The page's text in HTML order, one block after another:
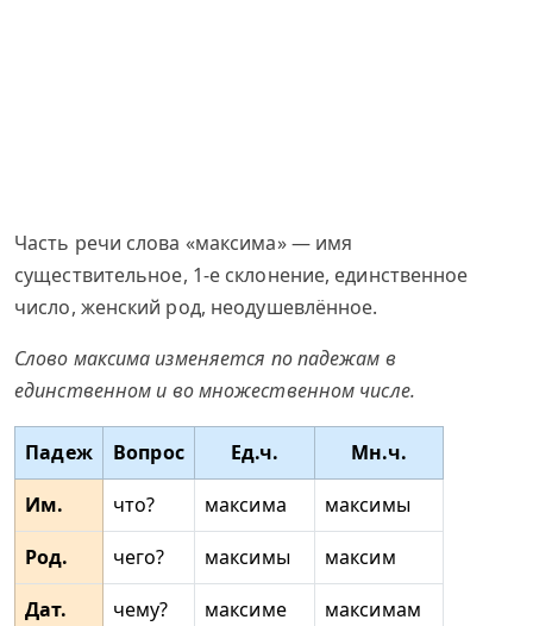
Часть речи слова «максима» — имя
существительное, 1-е склонение, единственное
число, женский род, неодушевлённое.
Слово максима изменяется по падежам в
единственном и во множественном числе.
Падеж Вопрос Ед.ч.
Мн.ч.
Им.
что? максима
максимы
Род.
чего? максимы
максим
Дат.
чему? максиме
максимам